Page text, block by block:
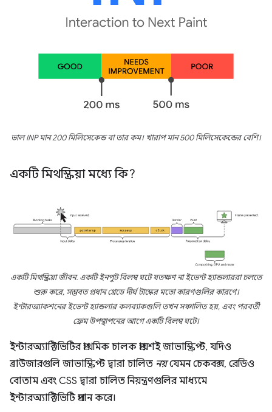
ভাল INP মান 200 মিলিসেকেন্ড বা তার কম। খারাপ মান 500 মিলিসেকেন্ডের বেশি।
একটি মিথস্ক্রিয়া মধ্যে কি?
একটি মিথস্ক্রিয়া জীবন. একটি ইনপুট বিলম্ব ঘটে যতক্ষণ না ইভেন্ট হ্যান্ডলাররা চলতে
শুরু করে, সম্ভবত প্রধান থ্রেডে দীর্ঘ টাস্কের মতো কারণগুলির কারণে।
ইন্টারঅ্যাকশনের ইভেন্ট হ্যান্ডলার কলব্যাকগুলি তখন সঞ্চালিত হয়, এবং পরবর্তী
ফ্রেম উপস্থাপনের আগে একটি বিলম্ব ঘটে।
ইন্টারঅ্যাক্টিভিটির প্রাথমিক চালক প্রায়শই জাভাস্ক্রিপ্ট, যদিও
ব্রাউজারগুলি জাভাস্ক্রিপ্ট দ্বারা চালিত নয়যেমন চেকবক্স, রেডিও
বোতাম এবং CSS দ্বারা চালিত নিয়ন্ত্রণগুলির মাধ্যমে
ইন্টারঅ্যাক্টিভিটি প্রদান করে।